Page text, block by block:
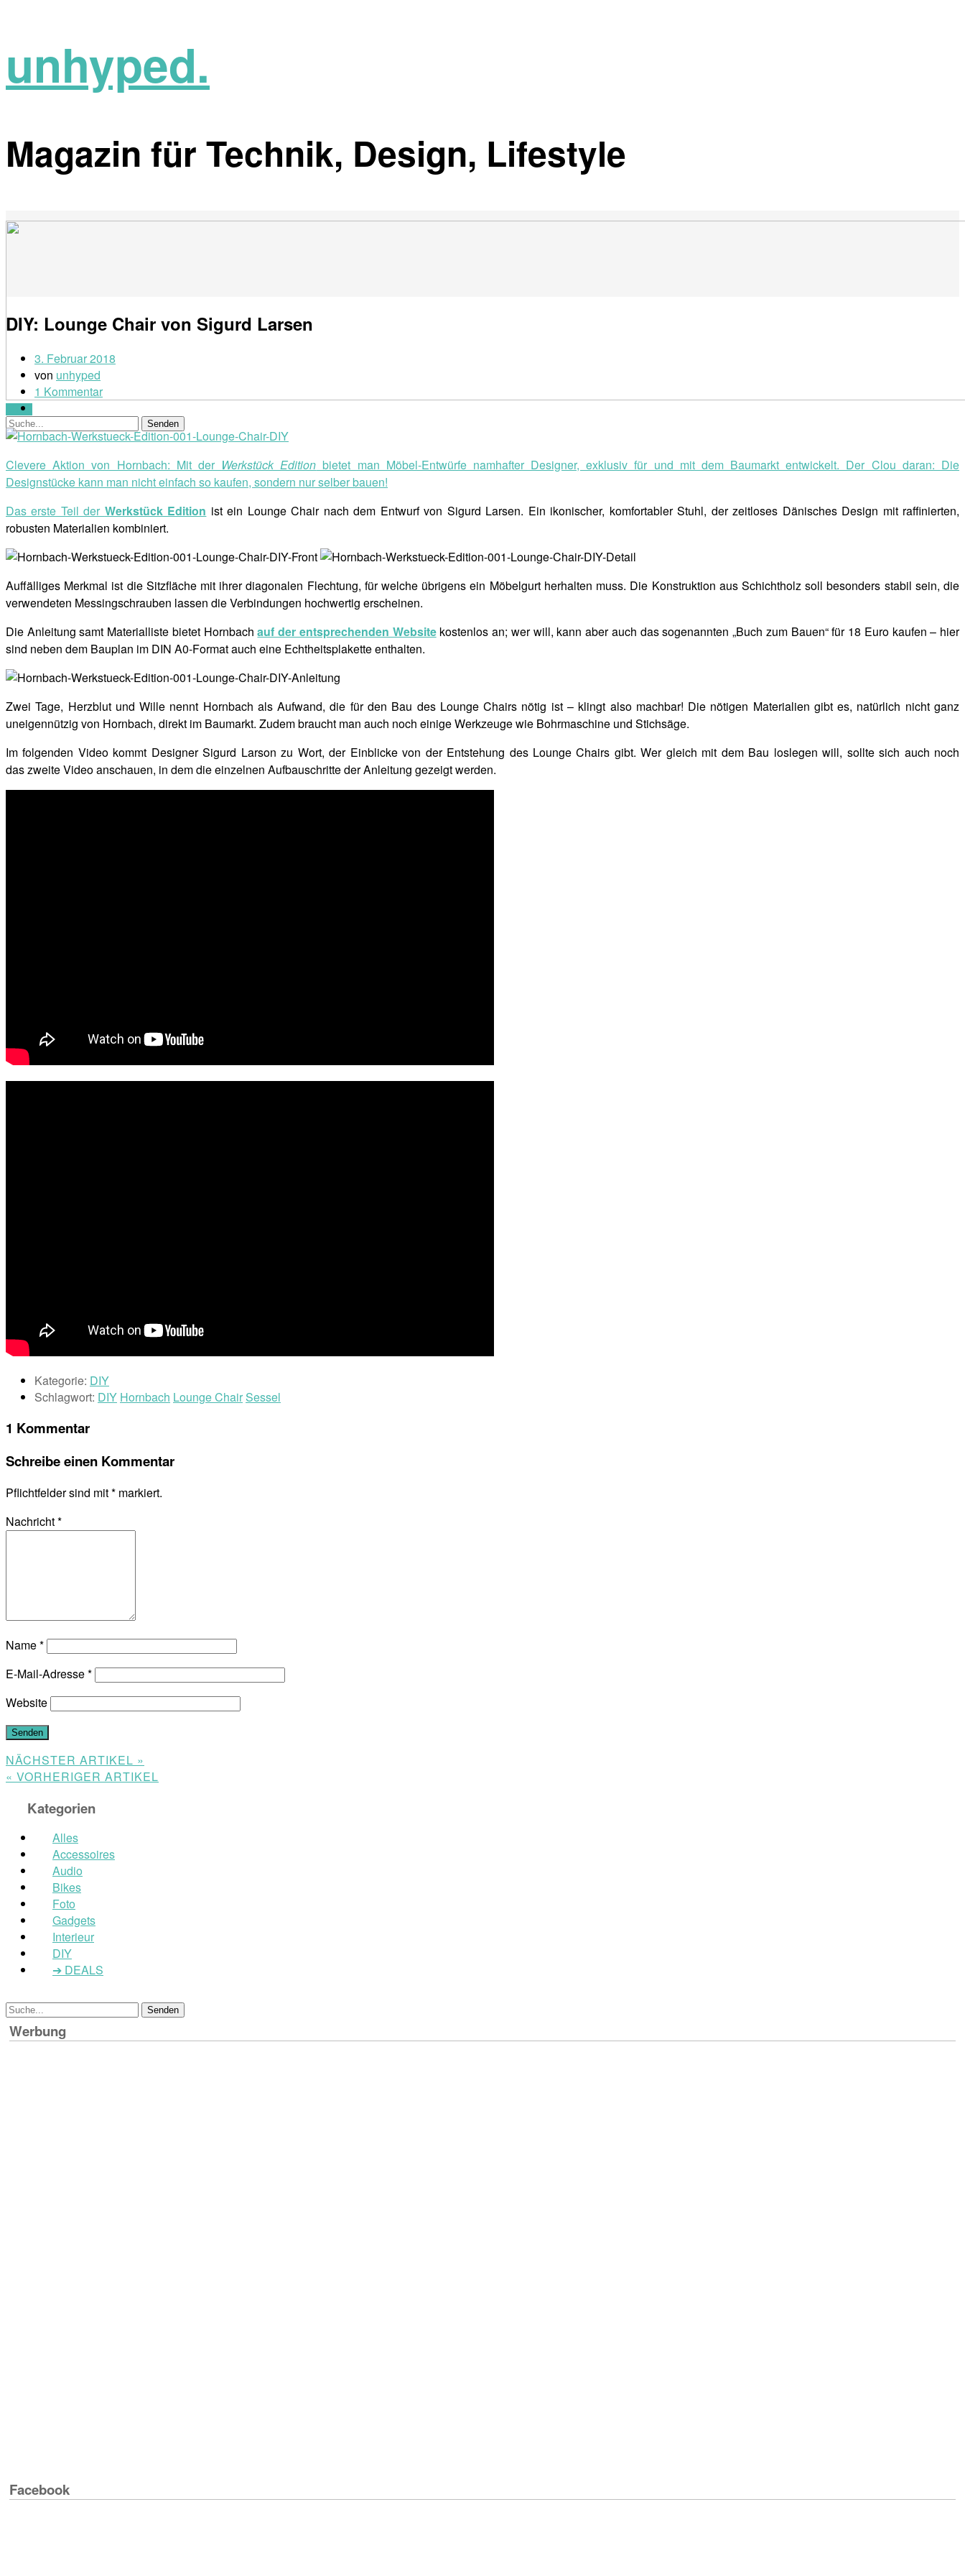
unhyped.
Magazin für Technik, Design, Lifestyle
Menü
DIY: Lounge Chair von Sigurd Larsen
3. Februar 2018
von unhyped
1 Kommentar
Clevere Aktion von Hornbach: Mit der Werkstück Edition bietet man Möbel-Entwürfe namhafter Designer, exklusiv für und mit dem Baumarkt entwickelt. Der Clou daran: Die
Designstücke kann man nicht einfach so kaufen, sondern nur selber bauen!
Das erste Teil der Werkstück Edition ist ein Lounge Chair nach dem Entwurf von Sigurd Larsen. Ein ikonischer, komfortabler Stuhl, der zeitloses Dänisches Design mit raffinierten,
robusten Materialien kombiniert.
Auffälliges Merkmal ist die Sitzfläche mit ihrer diagonalen Flechtung, für welche übrigens ein Möbelgurt herhalten muss. Die Konstruktion aus Schichtholz soll besonders stabil sein, die
verwendeten Messingschrauben lassen die Verbindungen hochwertig erscheinen.
Die Anleitung samt Materialliste bietet Hornbachauf der entsprechenden Websitekostenlos an; wer will, kann aber auch das sogenannten „Buch zum Bauen“ für 18 Euro kaufen – hier
sind neben dem Bauplan im DIN A0-Format auch eine Echtheitsplakette enthalten.
Zwei Tage, Herzblut und Wille nennt Hornbach als Aufwand, die für den Bau des Lounge Chairs nötig ist – klingt also machbar! Die nötigen Materialien gibt es, natürlich nicht ganz
uneigennützig von Hornbach, direkt im Baumarkt. Zudem braucht man auch noch einige Werkzeuge wie Bohrmaschine und Stichsäge.
Im folgenden Video kommt Designer Sigurd Larson zu Wort, der Einblicke von der Entstehung des Lounge Chairs gibt. Wer gleich mit dem Bau loslegen will, sollte sich auch noch
das zweite Video anschauen, in dem die einzelnen Aufbauschritte der Anleitung gezeigt werden.
Kategorie: DIY
Schlagwort: DIY Hornbach Lounge ChairSessel
1 Kommentar
Schreibe einen Kommentar
Pflichtfelder sind mit* markiert.
Nachricht*
Name*
E-Mail-Adresse*
Website
NÄCHSTER ARTIKEL »
« VORHERIGER ARTIKEL
Kategorien
Alles
Accessoires
Audio
Bikes
Foto
Gadgets
Interieur
DIY
➔ DEALS
Werbung
Facebook